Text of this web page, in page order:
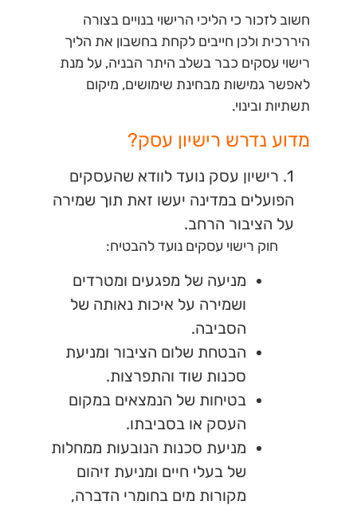
חשוב לזכור כי הליכי הרישוי בנויים בצורה
היררכית ולכן חייבים לקחת בחשבון את הליך
רישוי עסקים כבר בשלב היתר הבניה, על מנת
לאפשר גמישות מבחינת שימושים, מיקום
תשתיות ובינוי.
מדוע נדרש רישיון עסק?
1. רישיון עסק נועד לוודא שהעסקים
הפועלים במדינה יעשו זאת תוך שמירה
על הציבור הרחב.
חוק רישוי עסקים נועד להבטיח:
מניעה של מפגעים ומטרדים
ושמירה על איכות נאותה של
הסביבה.
הבטחת שלום הציבור ומניעת
סכנות שוד והתפרצות.
בטיחות של הנמצאים במקום
העסק או בסביבתו.
מניעת סכנות הנובעות ממחלות
של בעלי חיים ומניעת זיהום
מקורות מים בחומרי הדברה,